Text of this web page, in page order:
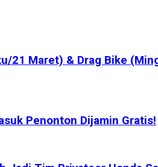
21 Maret) & Drag Bike
Penonton Dijamin Gratis!